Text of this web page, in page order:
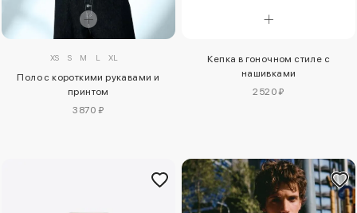
XS S M L XL
Поло с короткими рукавами и
принтом
3870 ₽
Кепка в гоночном стиле с
нашивками
2520 ₽